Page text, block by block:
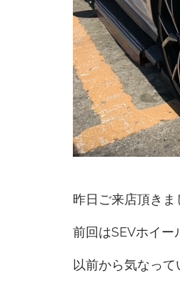
昨日ご来店頂き
前回はSEVホイー
以前から気なって